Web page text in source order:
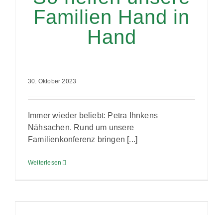
Familien Hand in
Hand
30. Oktober 2023
Immer wieder beliebt: Petra Ihnkens
Nähsachen. Rund um unsere
Familienkonferenz bringen [...]
Weiterlesen